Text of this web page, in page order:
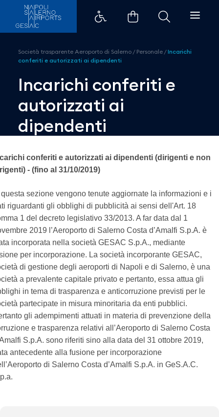
Incarichi conferiti e
Società trasparente Aeroporto di Salerno / Personale /Incarichi
conferiti e autorizzati ai dipendenti
Incarichi conferiti e
autorizzati ai
dipendenti
conferiti e autorizzati ai dipendenti (dirigenti e non
- (fino al 31/10/2019)
sezione vengono tenute aggiornate la informazioni e i
riguardanti gli obblighi di pubblicità ai sensi dell'Art. 18
1 del decreto legislativo 33/2013. A far data dal 1
2019 l’Aeroporto di Salerno Costa d’Amalfi S.p.A. è
incorporata nella società GESAC S.p.A., mediante
per incorporazione. La società incorporante GESAC,
di gestione degli aeroporti di Napoli e di Salerno, è una
a prevalente capitale privato e pertanto, essa attua gli
in tema di trasparenza e anticorruzione previsti per le
partecipate in misura minoritaria da enti pubblici.
gli adempimenti attuati in materia di prevenzione della
e trasparenza relativi all’Aeroporto di Salerno Costa
S.p.A. sono riferiti sino alla data del 31 ottobre 2019,
antecedente alla fusione per incorporazione
di Salerno Costa d’Amalfi S.p.A. in GeS.A.C.